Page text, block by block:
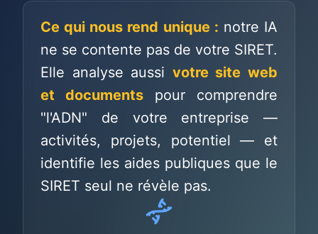
Ce qui nous rend unique : notre IA
ne se contente pas de votre SIRET.
Elle analyse aussi votre site web
et documents pour comprendre
"l'ADN" de votre entreprise —
activités, projets, potentiel — et
identifie les aides publiques que le
SIRET seul ne révèle pas.